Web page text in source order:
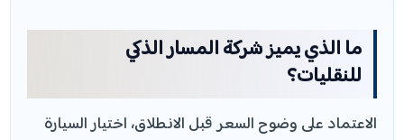
ما الذي يميز شركة المسار الذكي
للنقليات؟
الاعتماد على وضوح السعر قبل الانطلاق، اختيار السيارة